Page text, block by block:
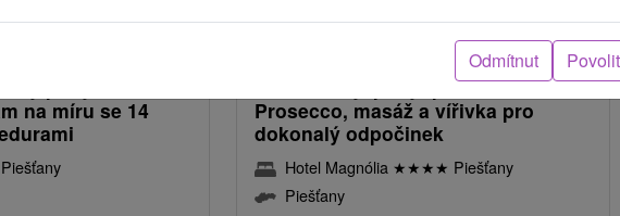
od2 376,08Kč
pobyt KLASIK:
na míru se 14
Piešťany
od2 334,31Kč
/noc/osoba
Dotek lásky, pobyt pro zamilované:
Prosecco, masáž a vířivka pro
dokonalý odpočinek
Hotel Magnólia ★★★★ Piešťany
Piešťany
Odmítnut